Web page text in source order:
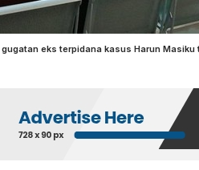
gugatan eks terpidana kasus Harun Masiku